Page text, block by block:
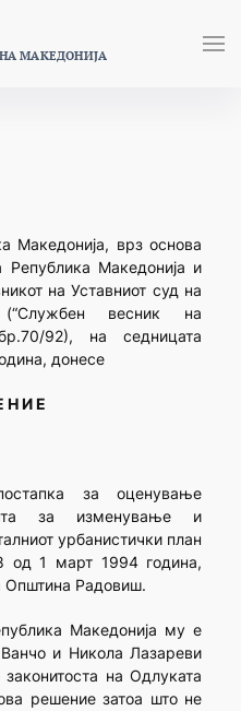
МАКЕДОНИЈА
Македонија, врз основа
Македонија и
на Уставниот суд на
(“Службен весник на
92), на седницата
донесе
Н И Е
за оценување
за изменување и
урбанистички план
од 1 март 1994 година,
Општина Радовиш.
Македонија му е
и Никола Лазареви
на Одлуката
решение затоа што не